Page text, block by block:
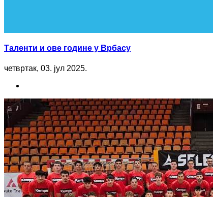
Таленти и ове године у Врбасу
четвртак, 03. јул 2025.